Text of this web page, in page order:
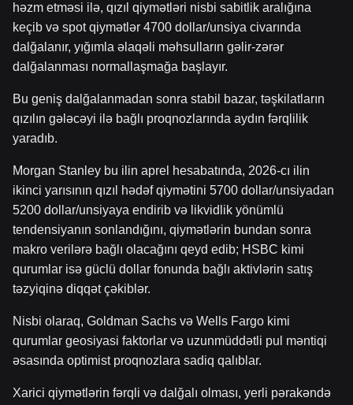
həzm etməsi ilə, qızıl qiymətləri nisbi sabitlik aralığına
keçib və spot qiymətlər 4700 dollar/unsiya civarında
dalğalanır, yığımla əlaqəli məhsulların gəlir-zərər
dalğalanması normallaşmağa başlayır.
Bu geniş dalğalanmadan sonra stabil bazar, təşkilatların
qızılın gələcəyi ilə bağlı proqnozlarında aydın fərqlilik
yaradıb.
Morgan Stanley bu ilin aprel hesabatında, 2026-cı ilin
ikinci yarısının qızıl hədəf qiymətini 5700 dollar/unsiyadan
5200 dollar/unsiyaya endirib və likvidlik yönümlü
tendensiyanın sonlandığını, qiymətlərin bundan sonra
makro verilərə bağlı olacağını qeyd edib; HSBC kimi
qurumlar isə güclü dollar fonunda bağlı aktivlərin satış
təzyiqinə diqqət çəkiblər.
Nisbi olaraq, Goldman Sachs və Wells Fargo kimi
qurumlar geosiyasi faktorlar və uzunmüddətli pul məntiqi
əsasında optimist proqnozlara sadiq qalıblar.
Xarici qiymətlərin fərqli və dalğalı olması, yerli pərakəndə